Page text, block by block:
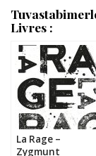
Livres :
La Rage –
Zygmunt